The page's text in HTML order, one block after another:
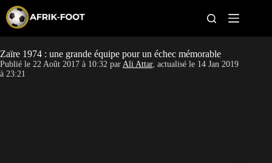
p
t
o
c
CAN féminine
Zaïre 1974 : une grande équipe pour un échec mémorable
Publié le 22 Août 2017 à 10:32 par Ali Attar, actualisé le 14 Jan 2019
à 23:21